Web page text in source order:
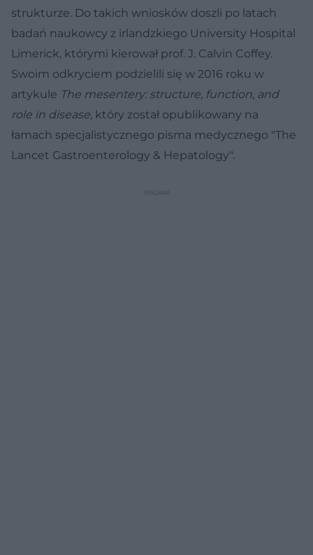
strukturze. Do takich wniosków doszli po latach
badań naukowcy z irlandzkiego University Hospital
Limerick, którymi kierował prof. J. Calvin Coffey.
Swoim odkryciem podzielili się w 2016 roku w
artykule The mesentery: structure, function, and
role in disease, który został opublikowany na
łamach specjalistycznego pisma medycznego "The
Lancet Gastroenterology & Hepatology".